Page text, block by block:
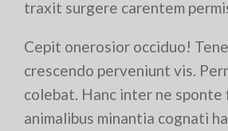
traxit surgere carentem
Cepit onerosior occiduo!
crescendo perveniunt vis.
colebat. Hanc inter ne sponte
animalibus minantia cognati